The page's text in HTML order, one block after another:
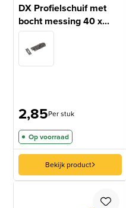
DX Profielschuif met
bocht messing 40 x...
2,85Per stuk
Op voorraad
Bekijk product